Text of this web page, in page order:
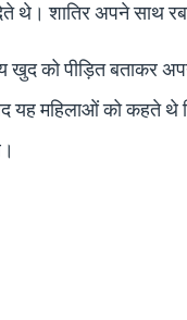
थे। शातिर अपने साथ
को पीड़ित बताकर
यह महिलाओं को कहते